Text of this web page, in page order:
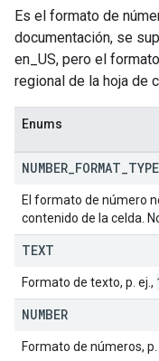
Es el formato de
documentación, se
en_US, pero el
regional de la hoja de
Enums
NUMBER FORMAT TYPE
El formato de número
contenido de la celda.
TEXT
Formato de texto, p. ej.,
NUMBER
Formato de números, p.